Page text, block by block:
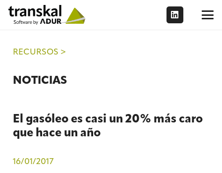
RECURSOS >
NOTICIAS
El gasóleo es casi un 20% más caro
que hace un año
16/01/2017